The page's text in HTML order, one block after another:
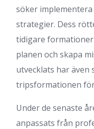
söker
strategier. Dess
tidigare
planen och skapa
utvecklats har
tripsformationen
Under de senaste
anpassats från